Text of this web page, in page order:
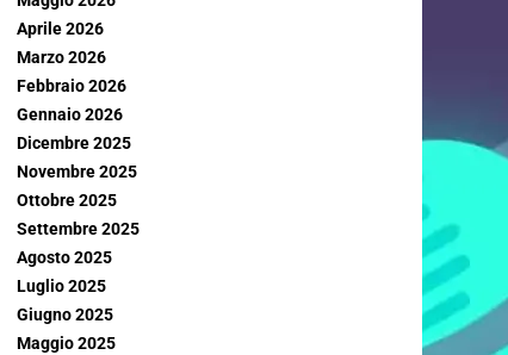
Aprile 2026
Marzo 2026
Febbraio 2026
Gennaio 2026
Dicembre 2025
Novembre 2025
Ottobre 2025
Settembre 2025
Agosto 2025
Luglio 2025
Giugno 2025
Maggio 2025